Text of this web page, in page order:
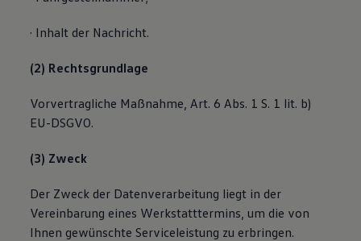
· Inhalt der Nachricht.
(2) Rechtsgrundlage
Vorvertragliche Maßnahme, Art. 6 Abs. 1 S. 1 lit. b)
EU-DSGVO.
(3) Zweck
Der Zweck der Datenverarbeitung liegt in der
Vereinbarung eines Werkstatttermins, um die von
Ihnen gewünschte Serviceleistung zu erbringen.